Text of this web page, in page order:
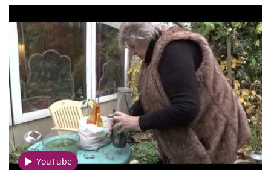
YouTube